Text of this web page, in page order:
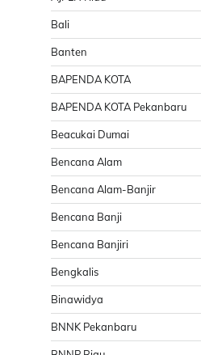
Bali
Banten
BAPENDA KOTA
BAPENDA KOTA Pekanbaru
Beacukai Dumai
Bencana Alam
Bencana Alam-Banjir
Bencana Banji
Bencana Banjiri
Bengkalis
Binawidya
BNNK Pekanbaru